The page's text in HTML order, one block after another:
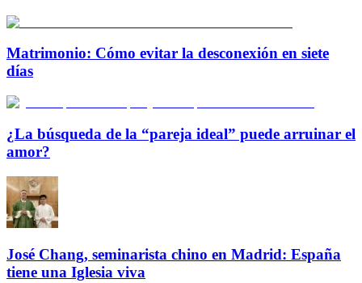
Matrimonio: Cómo evitar la desconexión en siete
días
¿La búsqueda de la “pareja ideal” puede arruinar el
amor?
José Chang, seminarista chino en Madrid: España
tiene una Iglesia viva